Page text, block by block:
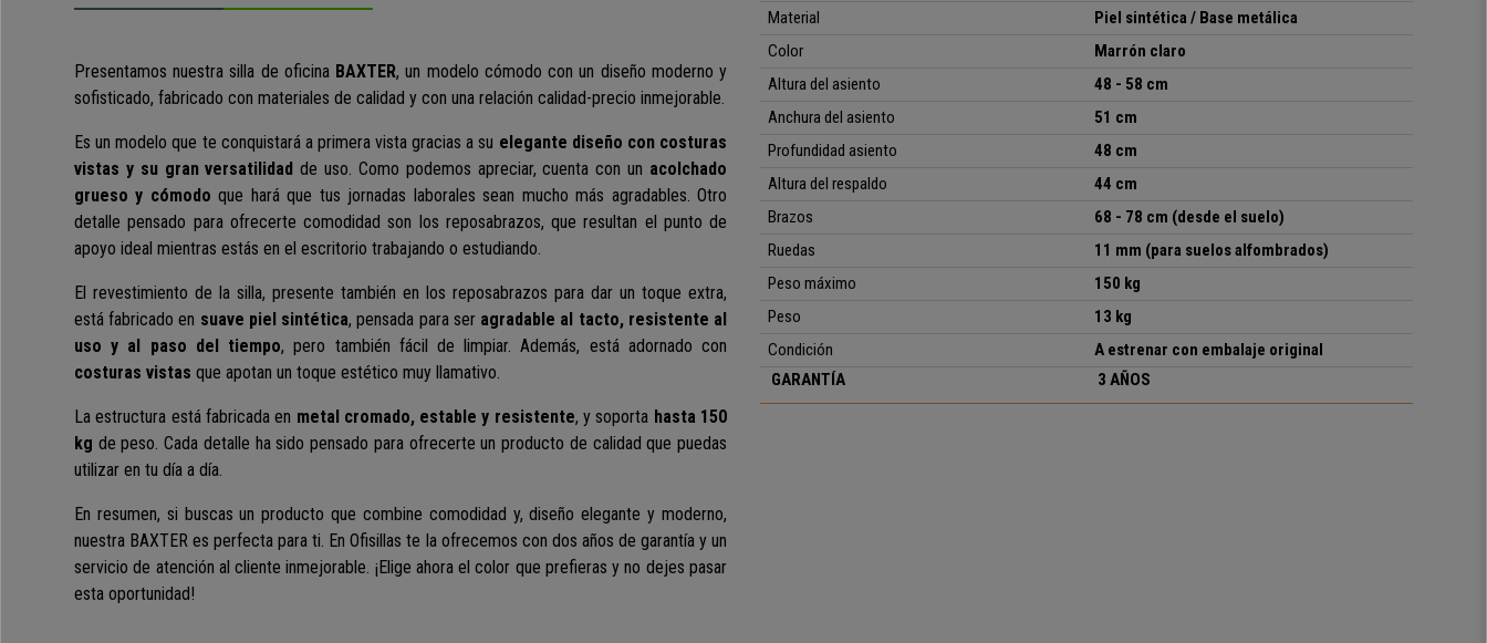
Presentamos nuestra silla de oficina BAXTER, un modelo cómodo con un diseño moderno y
sofisticado, fabricado con materiales de calidad y con una relación calidad-precio inmejorable.
Es un modelo que te conquistará a primera vista gracias a su elegante diseño con costuras
vistas y su gran versatilidadde uso. Como podemos apreciar, cuenta con un acolchado
grueso y cómodo que hará que tus jornadas laborales sean mucho más agradables. Otro
detalle pensado para ofrecerte comodidad son los reposabrazos, que resultan el punto de
apoyo ideal mientras estás en el escritorio trabajando o estudiando.
El revestimiento de la silla, presente también en los reposabrazos para dar un toque extra,
está fabricado en suave piel sintética, pensada para ser agradable al tacto, resistente al
uso y al paso del tiempo, pero también fácil de limpiar. Además, está adornado con
costuras vistas que apotan un toque estético muy llamativo.
La estructura está fabricada en metal cromado, estable y resistente, y soporta hasta 150
kg de peso. Cada detalle ha sido pensado para ofrecerte un producto de calidad que puedas
utilizar en tu día a día.
En resumen, si buscas un producto que combine comodidad y, diseño elegante y moderno,
nuestra BAXTER es perfecta para ti. En Ofisillas te la ofrecemos con dos años de garantía y un
servicio de atención al cliente inmejorable. ¡Elige ahora el color que prefieras y no dejes pasar
esta oportunidad!
Material
Piel sintética / Base metálica
Color
Marrón claro
Altura del asiento
48 - 58 cm
Anchura del asiento
51 cm
Profundidad asiento
48 cm
Altura del respaldo
44 cm
Brazos
68 - 78 cm (desde el suelo)
Ruedas
11 mm (para suelos alfombrados)
Peso máximo
150 kg
Peso
13 kg
Condición
A estrenar con embalaje original
GARANTÍA
3 AÑOS